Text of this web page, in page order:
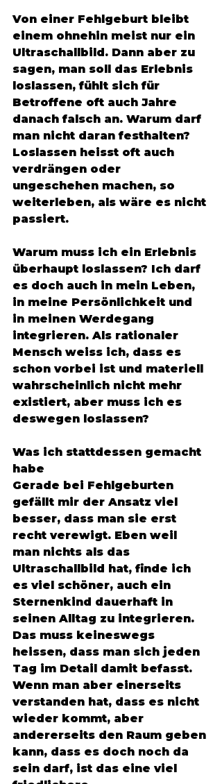
Von einer Fehlgeburt bleibt
einem ohnehin meist nur ein
Ultraschallbild. Dann aber zu
sagen, man soll das Erlebnis
loslassen, fühlt sich für
Betroffene oft auch Jahre
danach falsch an. Warum darf
man nicht daran festhalten?
Loslassen heisst oft auch
verdrängen oder
ungeschehen machen, so
weiterleben, als wäre es nicht
passiert.
Warum muss ich ein Erlebnis
überhaupt loslassen? Ich darf
es doch auch in mein Leben,
in meine Persönlichkeit und
in meinen Werdegang
integrieren. Als rationaler
Mensch weiss ich, dass es
schon vorbei ist und materiell
wahrscheinlich nicht mehr
existiert, aber muss ich es
deswegen loslassen?
Was ich stattdessen gemacht
habe
Gerade bei Fehlgeburten
gefällt mir der Ansatz viel
besser, dass man sie erst
recht verewigt. Eben weil
man nichts als das
Ultraschallbild hat, finde ich
es viel schöner, auch ein
Sternenkind dauerhaft in
seinen Alltag zu integrieren.
Das muss keineswegs
heissen, dass man sich jeden
Tag im Detail damit befasst.
Wenn man aber einerseits
verstanden hat, dass es nicht
wieder kommt, aber
andererseits den Raum geben
kann, dass es doch noch da
sein darf, ist das eine viel